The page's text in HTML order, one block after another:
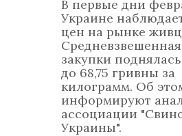
В первые дни
Украине
цен на рынке
закупки
до 68,75 гривны за
килограмм. Об
информируют
ассоциации
Украины".